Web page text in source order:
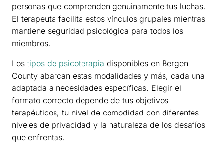
personas que comprenden genuinamente tus luchas.
El terapeuta facilita estos vínculos grupales mientras
mantiene seguridad psicológica para todos los
miembros.
Los tipos de psicoterapia disponibles en Bergen
County abarcan estas modalidades y más, cada una
adaptada a necesidades específicas. Elegir el
formato correcto depende de tus objetivos
terapéuticos, tu nivel de comodidad con diferentes
niveles de privacidad y la naturaleza de los desafíos
que enfrentas.